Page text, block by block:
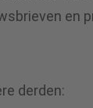
en
derden: